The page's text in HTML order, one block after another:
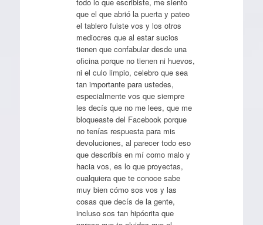
que el que abrió la puerta y pateo
el tablero fuiste vos y los otros
mediocres que al estar sucios
tienen que confabular desde una
oficina porque no tienen ni huevos,
ni el culo limpio, celebro que sea
tan importante para ustedes,
especialmente vos que siempre
les decís que no me lees, que me
bloqueaste del Facebook porque
no tenías respuesta para mis
devoluciones, al parecer todo eso
que describís en mí como malo y
hacia vos, es lo que proyectas,
cualquiera que te conoce sabe
muy bien cómo sos vos y las
cosas que decís de la gente,
incluso sos tan hipócrita que